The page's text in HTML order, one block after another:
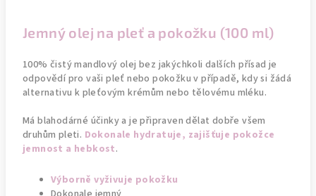
Jemný olej na pleť a pokožku (100 ml)
100% čistý mandlový olej bez jakýchkoli dalších přísad je
odpovědí pro vaši pleť nebo pokožku v případě, kdy si žádá
alternativu k pleťovým krémům nebo tělovému mléku.
Má blahodárné účinky a je připraven dělat dobře všem
druhům pleti. Dokonale hydratuje, zajišťuje pokožce
jemnost a hebkost.
Výborně vyživuje pokožku